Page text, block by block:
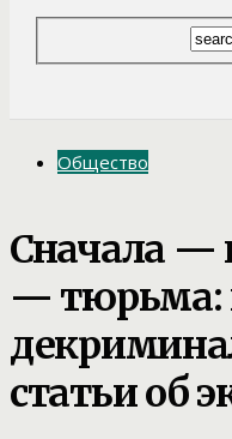
Общество
Сначала —
— тюрьма:
статьи об